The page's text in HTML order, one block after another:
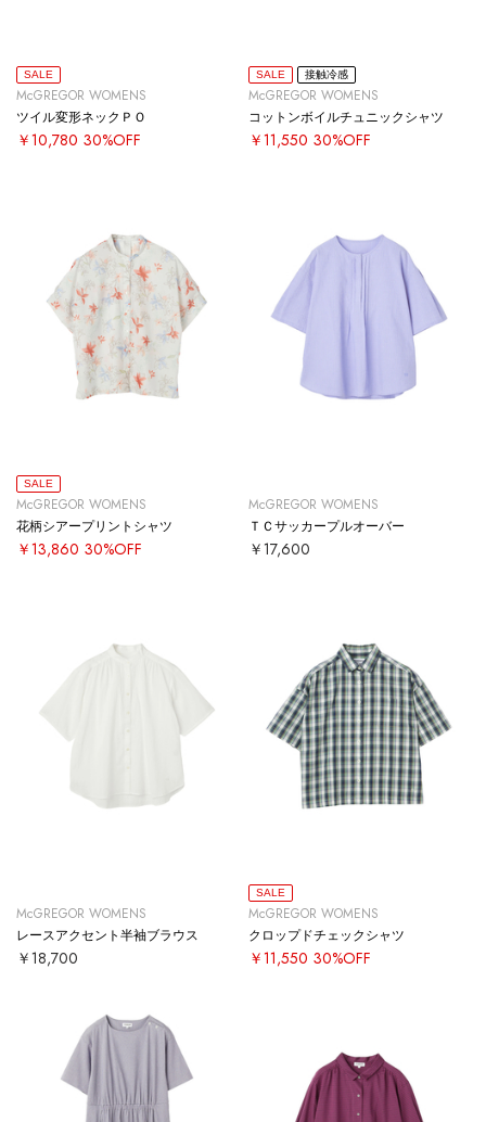
SALE
McGREGOR WOMENS
ツイル変形ネックＰＯ
￥10,780 30%OFF
SALE 接触冷感
McGREGOR WOMENS
コットンボイルチュニックシャツ
￥11,550 30%OFF
SALE
McGREGOR WOMENS
花柄シアープリントシャツ
￥13,860 30%OFF
McGREGOR WOMENS
ＴＣサッカープルオーバー
￥17,600
McGREGOR WOMENS
レースアクセント半袖ブラウス
￥18,700
SALE
McGREGOR WOMENS
クロップドチェックシャツ
￥11,550 30%OFF